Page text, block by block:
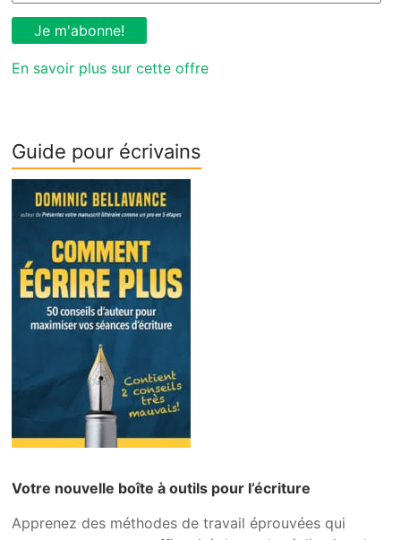
En savoir plus sur cette offre
Guide pour écrivains
Votre nouvelle boîte à outils pour l’écriture
Apprenez des méthodes de travail éprouvées qui